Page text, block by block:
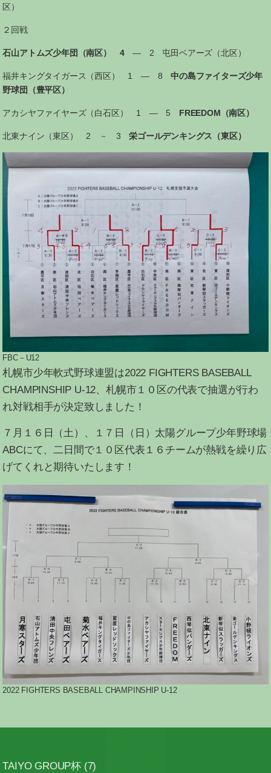
区）
２回戦
石山アトムズ少年団（南区） 4― 2 屯田ベアーズ（北区）
福井キングタイガース（西区） 1 ― 8中の島ファイターズ少年
野球団（豊平区）
アカシヤファイヤーズ（白石区） 1 ― 5 FREEDOM（南区）
北東ナイン（東区） 2 － 3栄ゴールデンキングス（東区）
FBC－U12
札幌市少年軟式野球連盟は2022 FIGHTERS BASEBALL
CHAMPINSHIP U-12、札幌市１０区の代表で抽選が行わ
れ対戦相手が決定致しました！
７月１６日（土）、１７日（日）太陽グループ少年野球場
ABCにて、二日間で１０区代表１６チームが熱戦を繰り広
げてくれと期待いたします！
2022 FIGHTERS BASEBALL CHAMPINSHIP U-12
TAIYO GROUP杯 (7)